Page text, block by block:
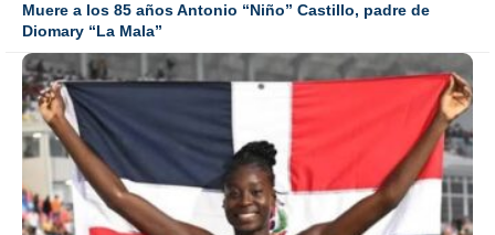
Muere a los 85 años Antonio “Niño” Castillo, padre de
Diomary “La Mala”